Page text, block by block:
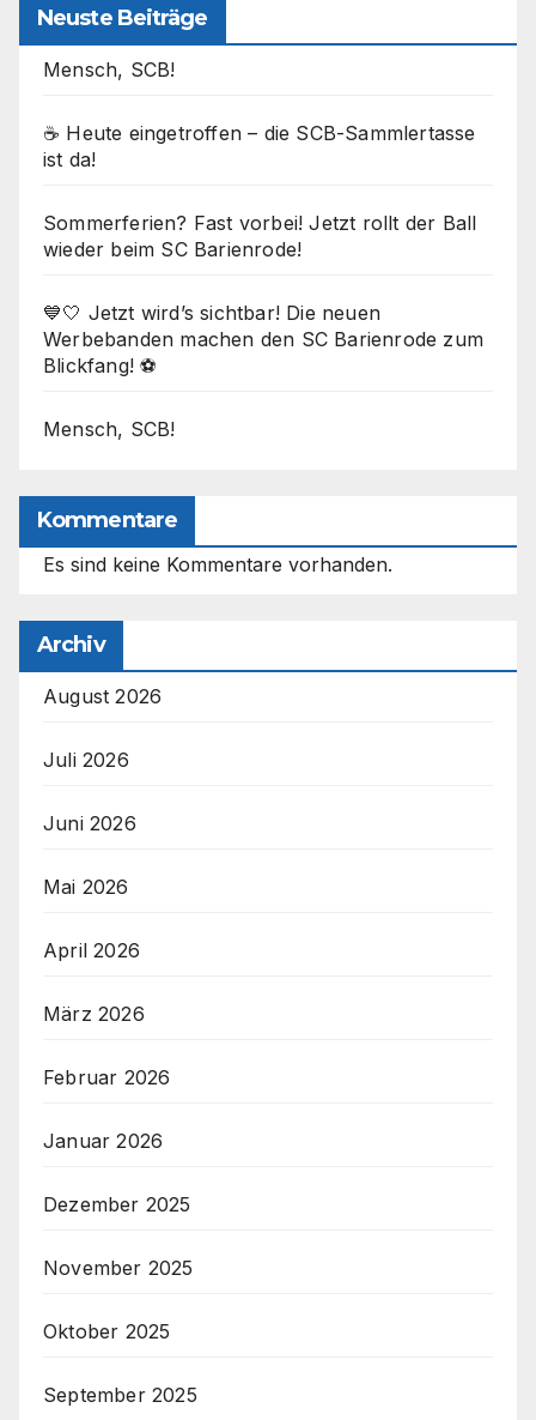
Neuste Beiträge
Mensch, SCB!
☕ Heute eingetroffen – die SCB-Sammlertasse
ist da!
Sommerferien? Fast vorbei! Jetzt rollt der Ball
wieder beim SC Barienrode!
💙🤍 Jetzt wird’s sichtbar! Die neuen
Werbebanden machen den SC Barienrode zum
Blickfang! ⚽
Mensch, SCB!
Kommentare
Es sind keine Kommentare vorhanden.
Archiv
August 2026
Juli 2026
Juni 2026
Mai 2026
April 2026
März 2026
Februar 2026
Januar 2026
Dezember 2025
November 2025
Oktober 2025
September 2025